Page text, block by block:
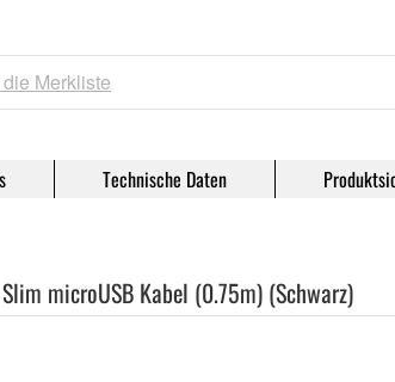
Merkliste
Technische Daten
microUSB Kabel (0.75m) (Schwarz)